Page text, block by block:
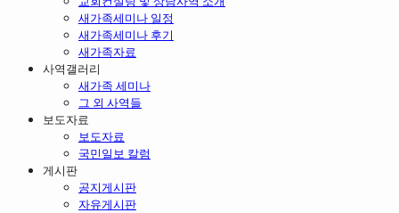
새가족세미나 일정
새가족세미나 후기
새가족자료
사역갤러리
새가족 세미나
그 외 사역들
보도자료
보도자료
국민일보 칼럼
게시판
공지게시판
자유게시판